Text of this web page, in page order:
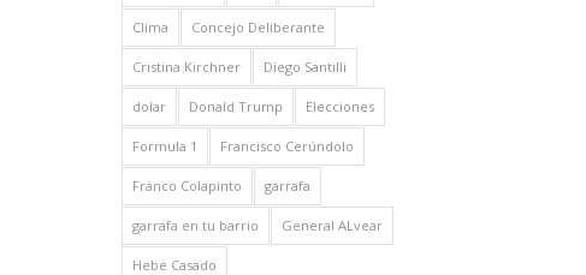
Clima Concejo Deliberante
Cristina Kirchner Diego Santilli
dolar Donald Trump Elecciones
Formula 1 Francisco Cerúndolo
Franco Colapinto garrafa
garrafa en tu barrio General ALvear
Hebe Casado